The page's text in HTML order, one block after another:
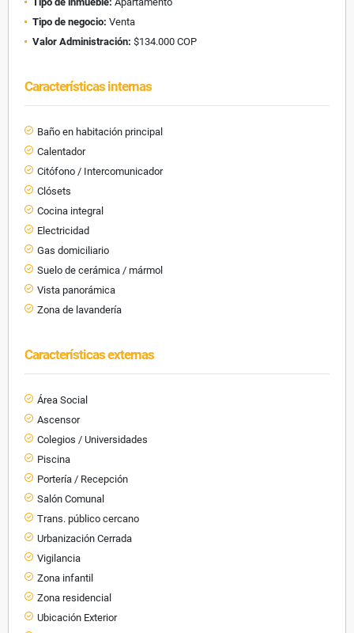
Tipo de negocio: Venta
Valor Administración: $134.000 COP
Características internas
Baño en habitación principal
Calentador
Citófono / Intercomunicador
Clósets
Cocina integral
Electricidad
Gas domiciliario
Suelo de cerámica / mármol
Vista panorámica
Zona de lavandería
Características externas
Área Social
Ascensor
Colegios / Universidades
Piscina
Portería / Recepción
Salón Comunal
Trans. público cercano
Urbanización Cerrada
Vigilancia
Zona infantil
Zona residencial
Ubicación Exterior